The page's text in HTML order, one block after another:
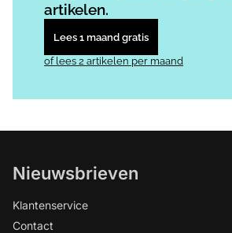
artikelen.
Lees 1 maand gratis
of lees 2 artikelen per maand
Nieuwsbrieven
Klantenservice
Contact